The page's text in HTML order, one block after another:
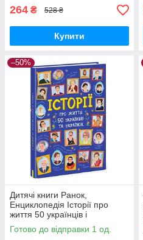
264 ₴ 528 ₴
Купити
–50%
Дитячі книги Ранок,
Енциклопедія Історії про
життя 50 українців і
українських, українська,
Дитяча література
Готово до відправки 1 од.